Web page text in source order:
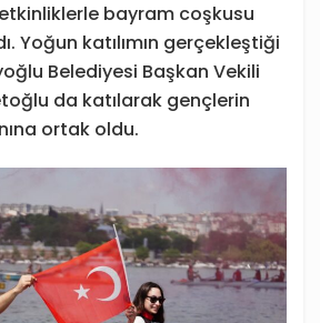
bayram coşkusu
Yoğun katılımın gerçekleştiği
Belediyesi Başkan Vekili
da katılarak gençlerin
ortak oldu.